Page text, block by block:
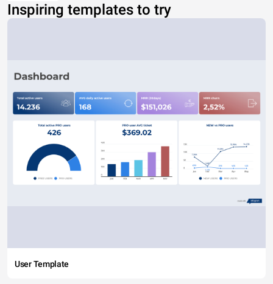
Inspiring templates to try
User Template